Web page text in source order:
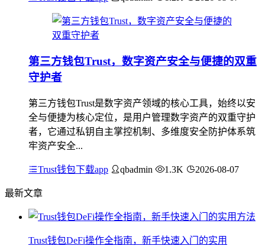
第三方钱包Trust，数字资产安全与便捷的双重
守护者
第三方钱包Trust是数字资产领域的核心工具，始终以安
全与便捷为核心定位，是用户管理数字资产的双重守护
者，它通过私钥自主掌控机制、多维度安全防护体系筑
牢资产安全...
Trust钱包下载app qbadmin 1.3K 2026-08-07
最新文章
Trust钱包DeFi操作全指南，新手快速入门的实用